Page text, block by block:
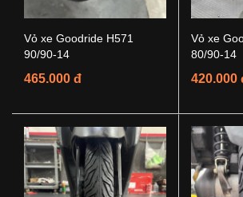
Vỏ xe Goodride H571
90/90-14
465.000 đ
Vỏ xe
80/90-14
420.000